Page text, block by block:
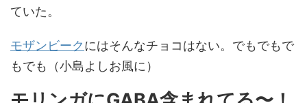
ていた。
モザンビークにはそんなチョコはない。でもでもで
もでも（小島よしお風に）